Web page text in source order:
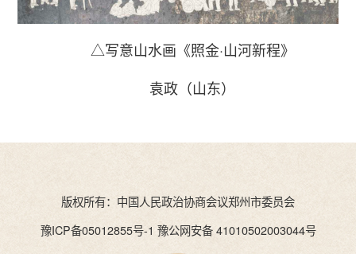
△写意山水画《照金·山河新程》
袁政（山东）
版权所有：中国人民政治协商会议郑州市委员会
豫ICP备05012855号-1 豫公网安备 41010502003044号